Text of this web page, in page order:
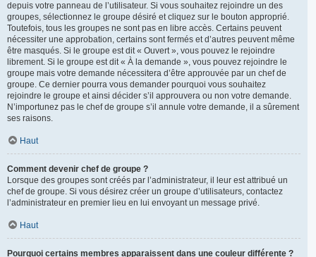
depuis votre panneau de l’utilisateur. Si vous souhaitez rejoindre un des
groupes, sélectionnez le groupe désiré et cliquez sur le bouton approprié.
Toutefois, tous les groupes ne sont pas en libre accès. Certains peuvent
nécessiter une approbation, certains sont fermés et d’autres peuvent même
être masqués. Si le groupe est dit « Ouvert », vous pouvez le rejoindre
librement. Si le groupe est dit « À la demande », vous pouvez rejoindre le
groupe mais votre demande nécessitera d’être approuvée par un chef de
groupe. Ce dernier pourra vous demander pourquoi vous souhaitez
rejoindre le groupe et ainsi décider s’il approuvera ou non votre demande.
N’importunez pas le chef de groupe s’il annule votre demande, il a sûrement
ses raisons.
Haut
Comment devenir chef de groupe ?
Lorsque des groupes sont créés par l’administrateur, il leur est attribué un
chef de groupe. Si vous désirez créer un groupe d’utilisateurs, contactez
l’administrateur en premier lieu en lui envoyant un message privé.
Haut
Pourquoi certains membres apparaissent dans une couleur différente ?